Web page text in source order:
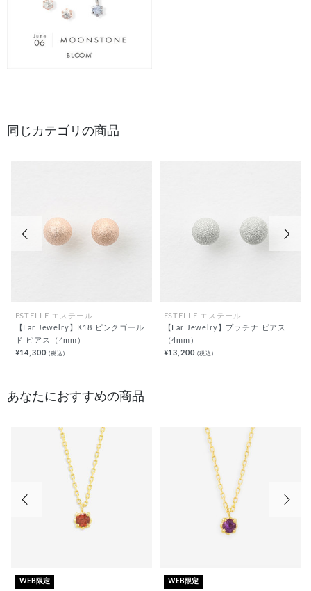
同じカテゴリの商品
ESTELLE エステール
【Ear Jewelry】K18 ピンクゴール
ド ピアス（4mm）
¥14,300(税込)
ESTELLE エステール
【Ear Jewelry】プラチナ ピアス
（4mm）
¥13,200(税込)
前の画像
あなたにおすすめの商品
WEB限定 WEB限定